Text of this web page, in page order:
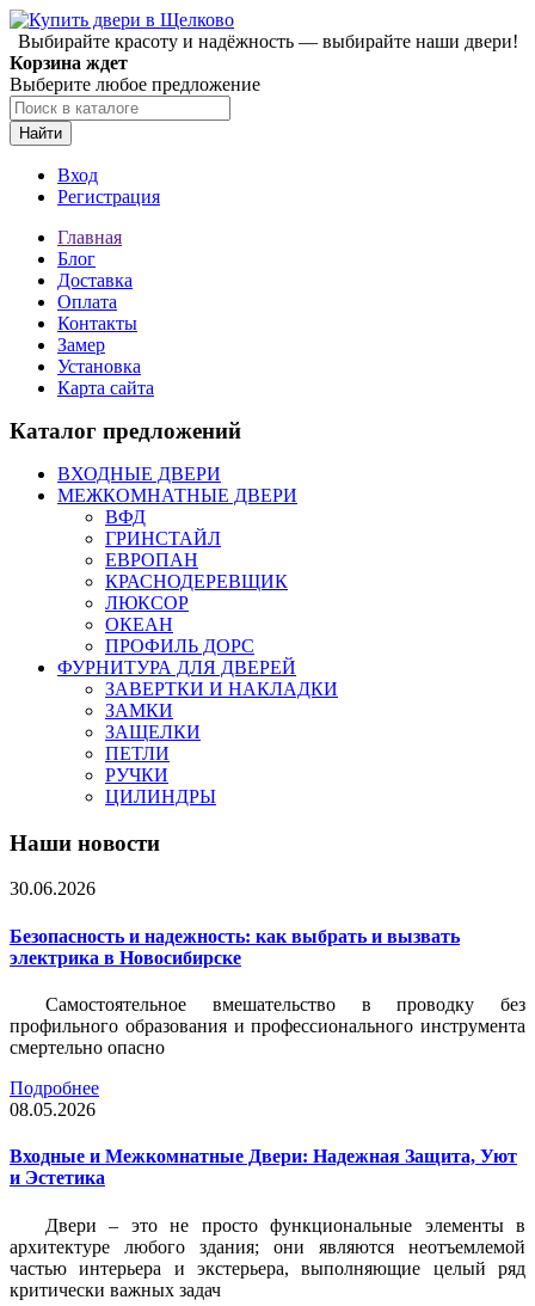
Выбирайте красоту и надёжность — выбирайте наши двери!
Корзина ждет
Выберите любое предложение
Найти
Вход
Регистрация
Главная
Блог
Доставка
Оплата
Контакты
Замер
Установка
Карта сайта
Каталог предложений
ВХОДНЫЕ ДВЕРИ
МЕЖКОМНАТНЫЕ ДВЕРИ
ВФД
ГРИНСТАЙЛ
ЕВРОПАН
КРАСНОДЕРЕВЩИК
ЛЮКСОР
ОКЕАН
ПРОФИЛЬ ДОРС
ФУРНИТУРА ДЛЯ ДВЕРЕЙ
ЗАВЕРТКИ И НАКЛАДКИ
ЗАМКИ
ЗАЩЕЛКИ
ПЕТЛИ
РУЧКИ
ЦИЛИНДРЫ
Наши новости
30.06.2026
Безопасность и надежность: как выбрать и вызвать
электрика в Новосибирске
Самостоятельное вмешательство в проводку без
профильного образования и профессионального инструмента
смертельно опасно
Подробнее
08.05.2026
Входные и Межкомнатные Двери: Надежная Защита, Уют
и Эстетика
Двери – это не просто функциональные элементы в
архитектуре любого здания; они являются неотъемлемой
частью интерьера и экстерьера, выполняющие целый ряд
критически важных задач